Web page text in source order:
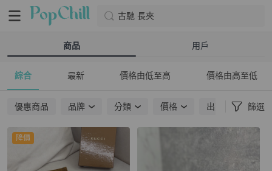
古馳 長夾
商品 用戶
綜合 最新 價格由低至高 價格由高至低
優惠商品 品牌 分類 價格 出貨地點 篩選
降價